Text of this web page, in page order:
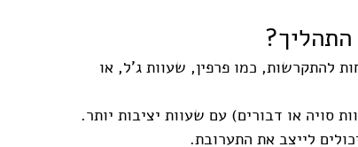
להתקרשות, כמו פרפין, שעוות ג'ל, או
סויה או דבורים) עם שעוות יציבות יותר.
לייצב את התערובת.